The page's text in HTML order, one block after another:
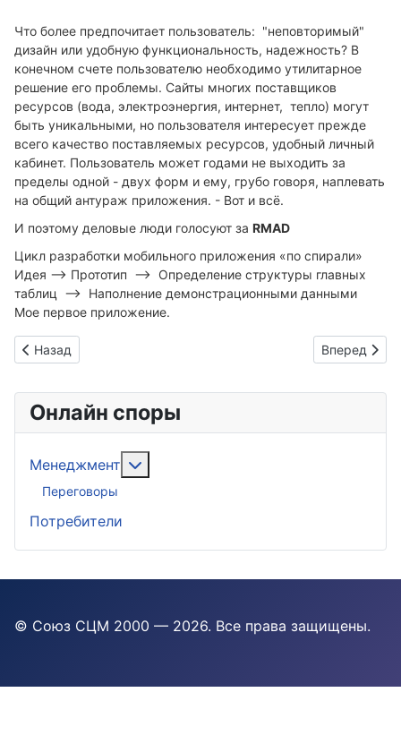
Что более предпочитает пользователь: "неповторимый"
дизайн или удобную функциональность, надежность? В
конечном счете пользователю необходимо утилитарное
решение его проблемы. Сайты многих поставщиков
ресурсов (вода, электроэнергия, интернет, тепло) могут
быть уникальными, но пользователя интересует прежде
всего качество поставляемых ресурсов, удобный личный
кабинет. Пользователь может годами не выходить за
пределы одной - двух форм и ему, грубо говоря, наплевать
на общий антураж приложения. - Вот и всё.
И поэтому деловые люди голосуют за RMAD
Цикл разработки мобильного приложения «по спирали»
Идея --> Прототип --> Определение структуры главных
таблиц --> Наполнение демонстрационными данными
Мое первое приложение.
Предыдущий: В традициях Зельдовича и Ландау
Назад Следующий:
Вперед
Онлайн споры
Менеджмент
Переговоры
Потребители
© Союз СЦМ 2000 — 2026. Все права защищены.